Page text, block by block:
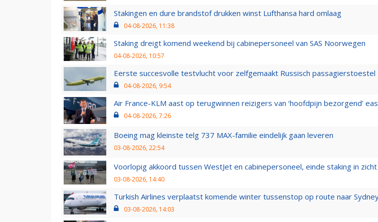
Stakingen en dure brandstof drukken winst Lufthansa hard omlaag
04-08-2026, 11:38
Staking dreigt komend weekend bij cabinepersoneel van SAS Noorwegen
04-08-2026, 10:57
Eerste succesvolle testvlucht voor zelfgemaakt Russisch passagierstoestel
04-08-2026, 9:54
Air France-KLM aast op terugwinnen reizigers van ‘hoofdpijn bezorgend’
04-08-2026, 7:26
Boeing mag kleinste telg 737 MAX-familie eindelijk gaan leveren
03-08-2026, 22:54
Voorlopig akkoord tussen WestJet en cabinepersoneel, einde staking in zicht
03-08-2026, 14:40
Turkish Airlines verplaatst komende winter tussenstop op route naar
03-08-2026, 14:03